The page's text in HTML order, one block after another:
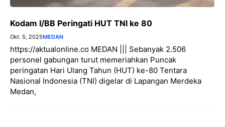
Kodam I/BB Peringati HUT TNI ke 80
Okt. 5, 2025MEDAN
https://aktualonline.co MEDAN ||| Sebanyak 2.506
personel gabungan turut memeriahkan Puncak
peringatan Hari Ulang Tahun (HUT) ke-80 Tentara
Nasional Indonesia (TNI) digelar di Lapangan Merdeka
Medan,